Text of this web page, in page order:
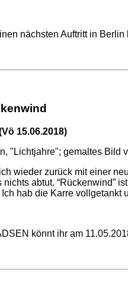
nächsten Auftritt in
15.06.2018)
wieder zurück mit einer
abtut. “Rückenwind”
hab die Karre vollgetankt
könnt ihr am